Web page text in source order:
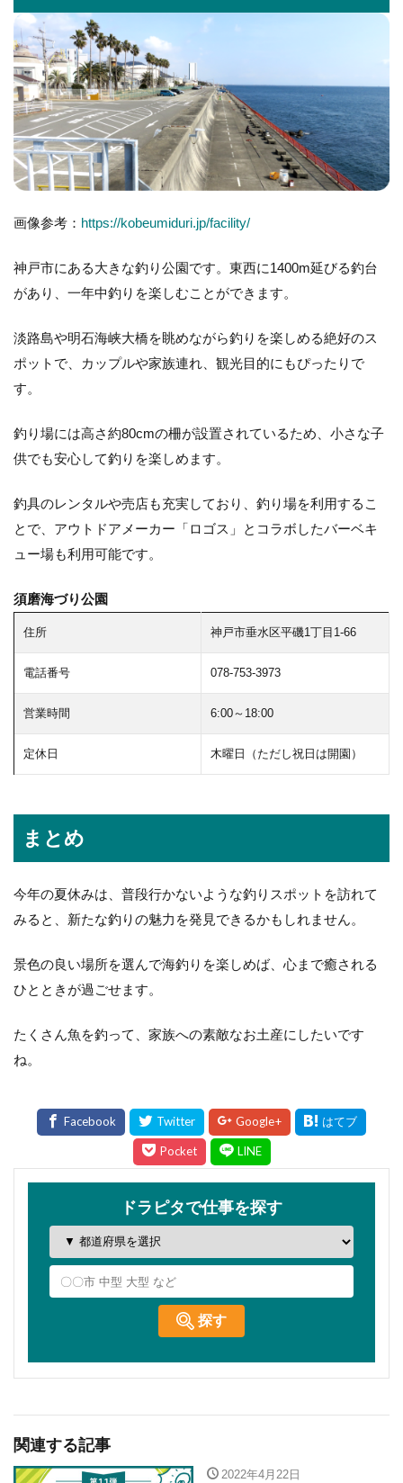
画像参考： https://kobeumiduri.jp/facility/
神戸市にある大きな釣り公園です。東西に1400m延びる釣台
があり、一年中釣りを楽しむことができます。
淡路島や明石海峡大橋を眺めながら釣りを楽しめる絶好のス
ポットで、カップルや家族連れ、観光目的にもぴったりで
す。
釣り場には高さ約80cmの柵が設置されているため、小さな子
供でも安心して釣りを楽しめます。
釣具のレンタルや売店も充実しており、釣り場を利用するこ
とで、アウトドアメーカー「ロゴス」とコラボしたバーベキ
ュー場も利用可能です。
須磨海づり公園
住所 神戸市垂水区平磯1丁目1-66
電話番号 078-753-3973
営業時間 6:00～18:00
定休日 木曜日（ただし祝日は開園）
まとめ
今年の夏休みは、普段行かないような釣りスポットを訪れて
みると、新たな釣りの魅力を発見できるかもしれません。
景色の良い場所を選んで海釣りを楽しめば、心まで癒される
ひとときが過ごせます。
たくさん魚を釣って、家族への素敵なお土産にしたいです
ね。
関連する記事
2022年4月22日